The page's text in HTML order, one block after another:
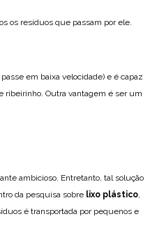
os resíduos que passam por ele.
em baixa velocidade) e é capaz
ribeirinho. Outra vantagem é ser um
ambicioso. Entretanto, tal solução
da pesquisa sobre lixo plástico,
é transportada por pequenos e